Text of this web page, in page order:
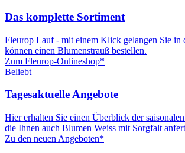
Das komplette Sortiment
Fleurop Lauf - mit einem Klick gelangen Sie in
können einen Blumenstrauß bestellen.
Zum Fleurop-Onlineshop*
Beliebt
Tagesaktuelle Angebote
Hier erhalten Sie einen Überblick der
die Ihnen auch Blumen Weiss mit Sorgfalt
Zu den neuen Angeboten*